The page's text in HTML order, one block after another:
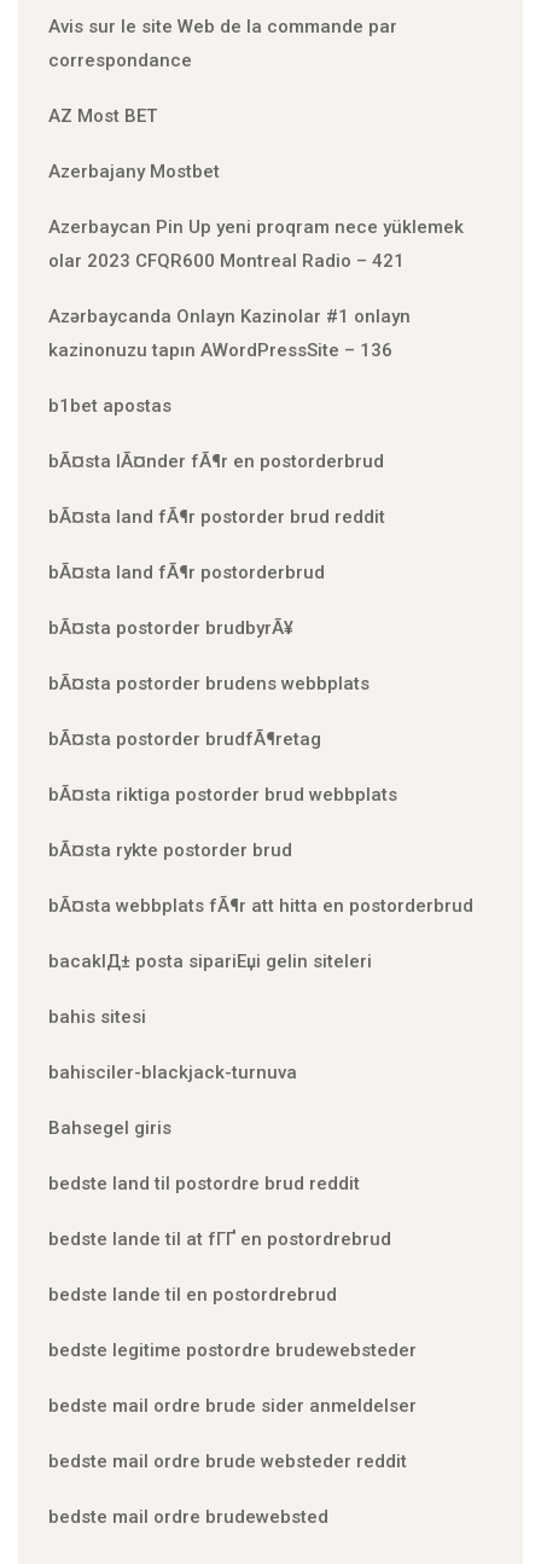
Avis sur le site Web de la commande par
correspondance
AZ Most BET
Azerbajany Mostbet
Azerbaycan Pin Up yeni proqram nece yüklemek
olar 2023 CFQR600 Montreal Radio – 421
Azərbaycanda Onlayn Kazinolar #1 onlayn
kazinonuzu tapın AWordPressSite – 136
b1bet apostas
bÃ¤sta lÃ¤nder fÃ¶r en postorderbrud
bÃ¤sta land fÃ¶r postorder brud reddit
bÃ¤sta land fÃ¶r postorderbrud
bÃ¤sta postorder brudbyrÃ¥
bÃ¤sta postorder brudens webbplats
bÃ¤sta postorder brudfÃ¶retag
bÃ¤sta riktiga postorder brud webbplats
bÃ¤sta rykte postorder brud
bÃ¤sta webbplats fÃ¶r att hitta en postorderbrud
bacaklД± posta sipariЕџi gelin siteleri
bahis sitesi
bahisciler-blackjack-turnuva
Bahsegel giris
bedste land til postordre brud reddit
bedste lande til at fГҐ en postordrebrud
bedste lande til en postordrebrud
bedste legitime postordre brudewebsteder
bedste mail ordre brude sider anmeldelser
bedste mail ordre brude websteder reddit
bedste mail ordre brudewebsted